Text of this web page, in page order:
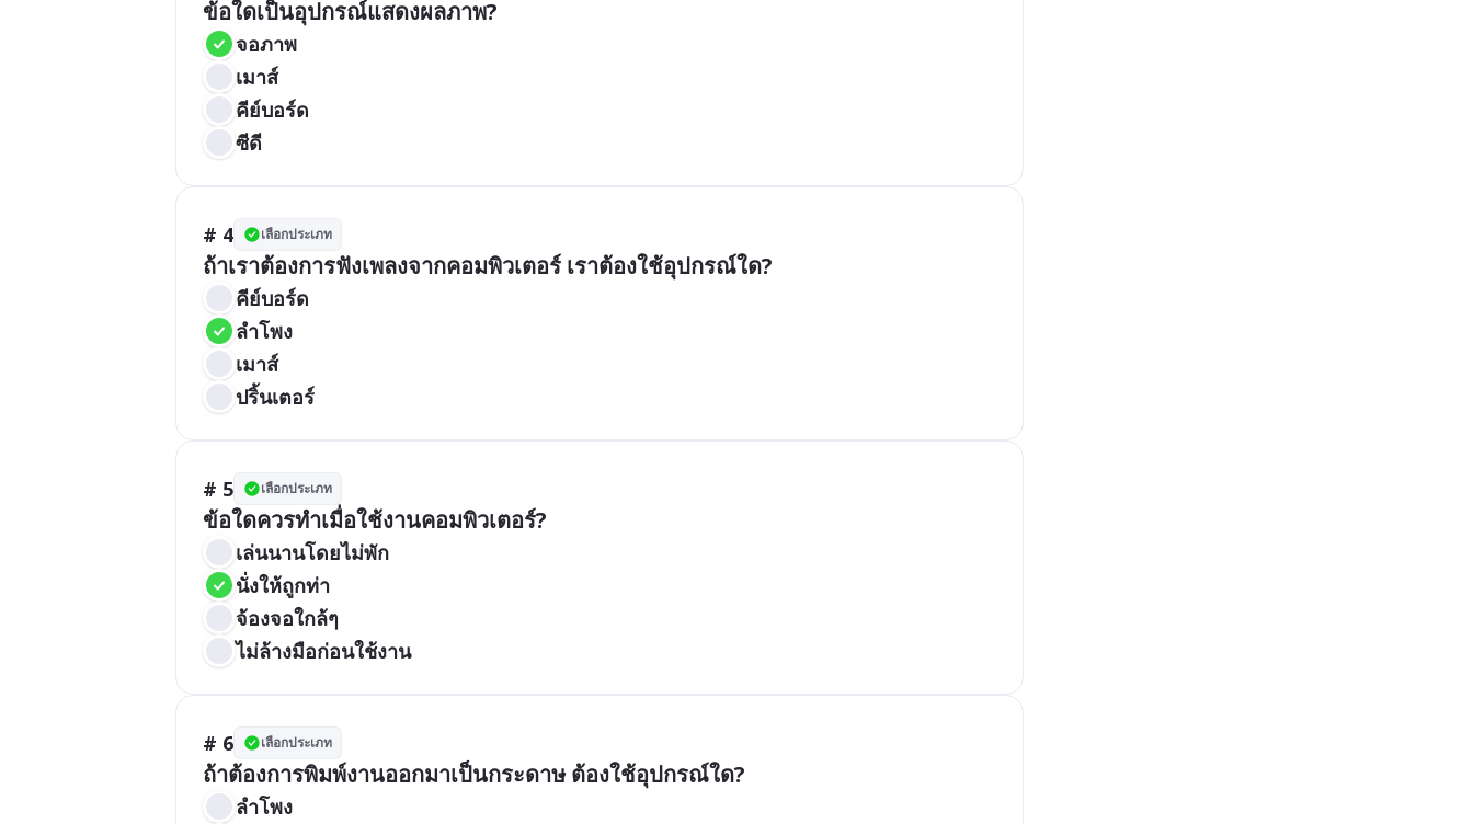
ข้อใดเป็นอุปกรณ์แสดงผลภาพ?
จอภาพ
เมาส์
คีย์บอร์ด
ซีดี
# 4 เลือกประเภท
ถ้าเราต้องการฟังเพลงจากคอมพิวเตอร์ เราต้องใช้อุปกรณ์ใด?
คีย์บอร์ด
ลำโพง
เมาส์
ปริ้นเตอร์
# 5 เลือกประเภท
ข้อใดควรทำเมื่อใช้งานคอมพิวเตอร์?
เล่นนานโดยไม่พัก
นั่งให้ถูกท่า
จ้องจอใกล้ๆ
ไม่ล้างมือก่อนใช้งาน
# 6 เลือกประเภท
ถ้าต้องการพิมพ์งานออกมาเป็นกระดาษ ต้องใช้อุปกรณ์ใด?
ลำโพง